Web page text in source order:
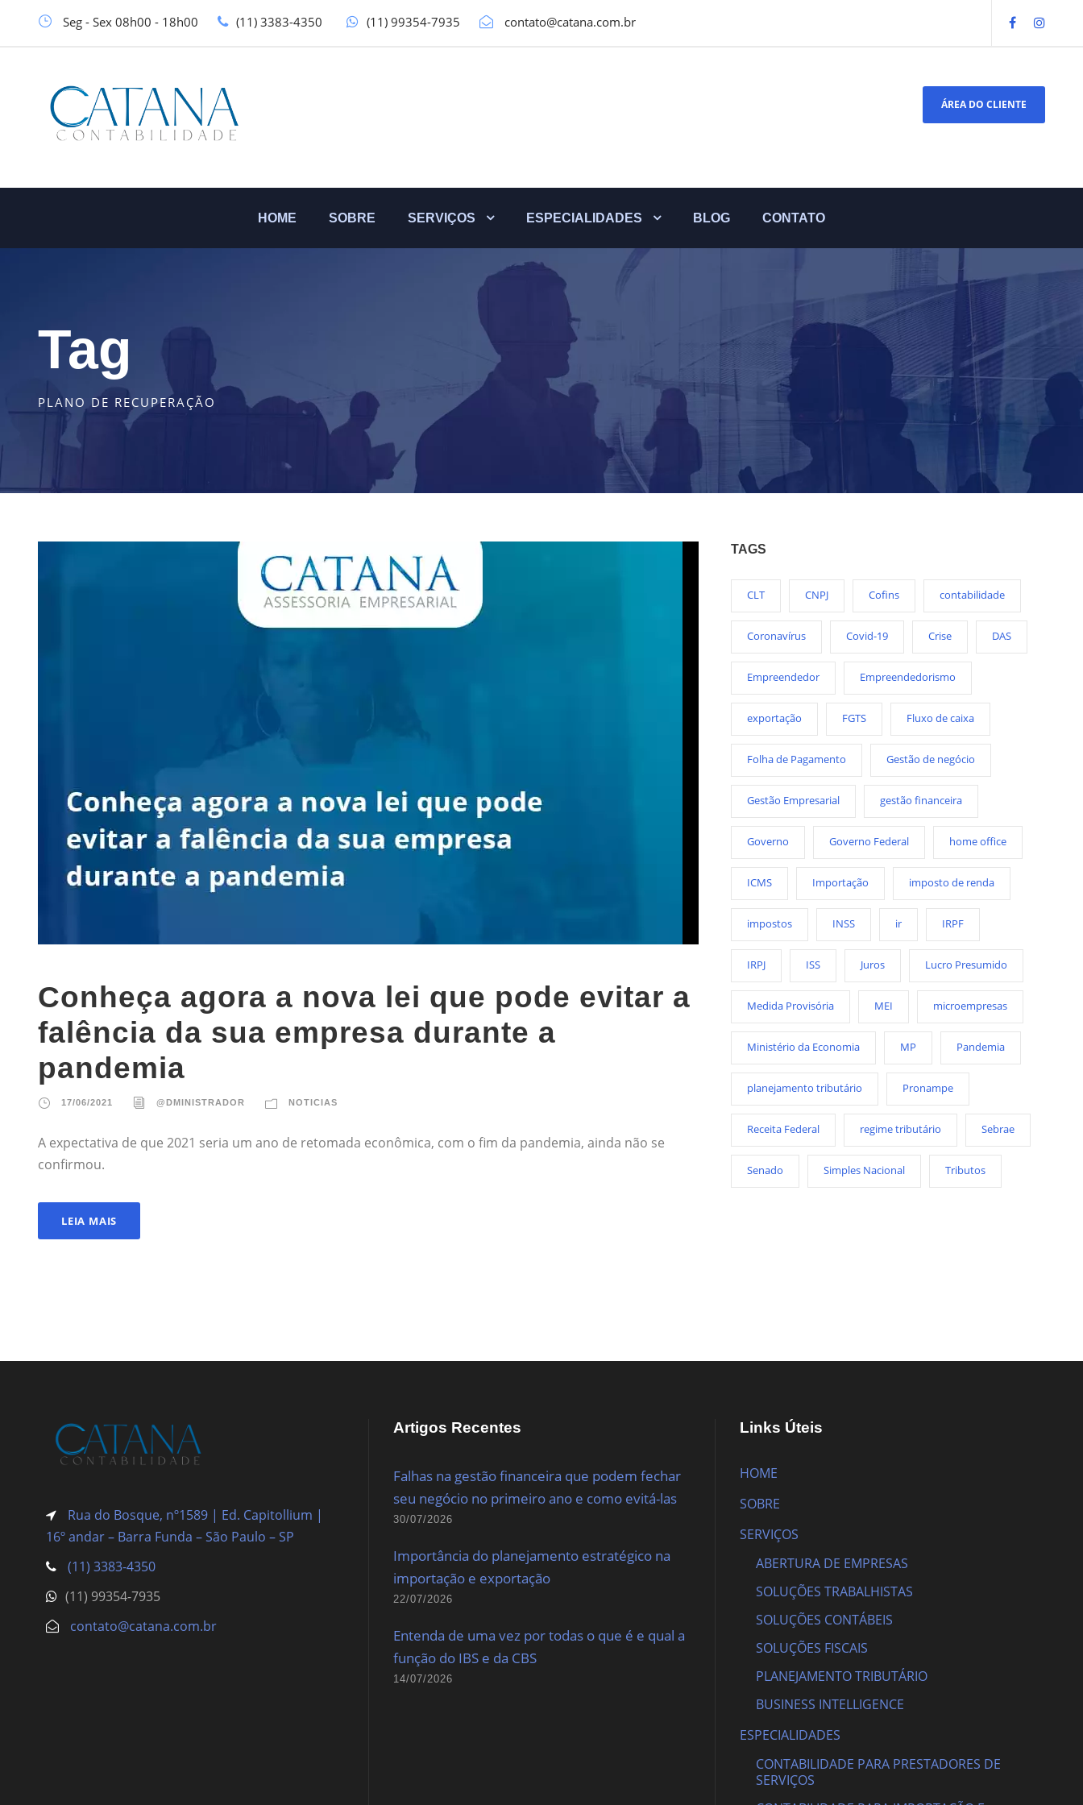
Seg - Sex 08h00 - 18h00 (11) 3383-4350 (11) 99354-7935 contato@catana.com.br
ÁREA DO CLIENTE
HOME SOBRE SERVIÇOS ESPECIALIDADES BLOG CONTATO
Tag
PLANO DE RECUPERAÇÃO
Conheça agora a nova lei que pode evitar a
falência da sua empresa durante a
pandemia
17/06/2021 @DMINISTRADOR NOTICIAS
A expectativa de que 2021 seria um ano de retomada econômica, com o fim da pandemia, ainda não se
confirmou.
LEIA MAIS
TAGS
CLT CNPJ Cofins contabilidade
Coronavírus Covid-19 Crise DAS
Empreendedor Empreendedorismo
exportação FGTS Fluxo de caixa
Folha de Pagamento Gestão de negócio
Gestão Empresarial gestão financeira
Governo Governo Federal home office
ICMS Importação imposto de renda
impostos INSS ir IRPF
IRPJ ISS Juros Lucro Presumido
Medida Provisória MEI microempresas
Ministério da Economia MP Pandemia
planejamento tributário Pronampe
Receita Federal regime tributário Sebrae
Senado Simples Nacional Tributos
Rua do Bosque, nº1589 | Ed. Capitollium |
16º andar – Barra Funda – São Paulo – SP
(11) 3383-4350
(11) 99354-7935
contato@catana.com.br
Artigos Recentes
Falhas na gestão financeira que podem fechar
seu negócio no primeiro ano e como evitá-las
30/07/2026
Importância do planejamento estratégico na
importação e exportação
22/07/2026
Entenda de uma vez por todas o que é e qual a
função do IBS e da CBS
14/07/2026
Links Úteis
HOME
SOBRE
SERVIÇOS
ABERTURA DE EMPRESAS
SOLUÇÕES TRABALHISTAS
SOLUÇÕES CONTÁBEIS
SOLUÇÕES FISCAIS
PLANEJAMENTO TRIBUTÁRIO
BUSINESS INTELLIGENCE
ESPECIALIDADES
CONTABILIDADE PARA PRESTADORES DE
SERVIÇOS